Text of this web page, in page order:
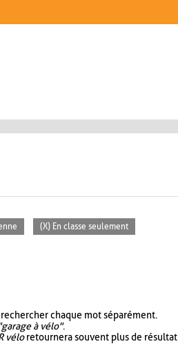
(X) En classe seulement
chaque mot séparément.
à vélo".
véloretournera souvent plus de résultat